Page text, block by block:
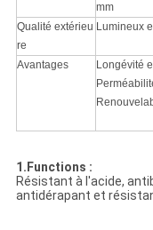
mm
Qualité extérieu
re
Lumineux
Avantages
Longévité
1.Functions :
Résistant à l'acide,
antidérapant et